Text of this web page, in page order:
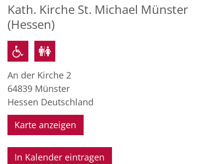
Kath. Kirche St. Michael Münster
(Hessen)
An der Kirche 2
64839 Münster
Hessen Deutschland
Karte anzeigen
In Kalender eintragen